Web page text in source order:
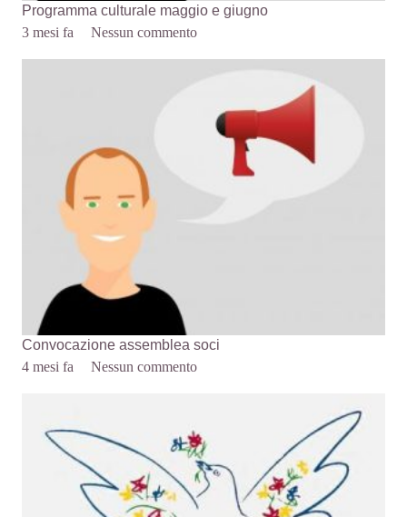
Programma culturale maggio e giugno
3 mesi fa
Nessun commento
Convocazione assemblea soci
4 mesi fa
Nessun commento